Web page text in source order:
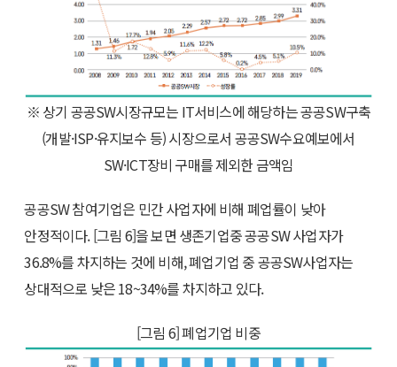
※ 상기 공공SW시장규모는 IT서비스에 해당하는 공공SW구축
(개발·ISP·유지보수 등) 시장으로서 공공SW수요예보에서
SW·ICT장비 구매를 제외한 금액임
공공SW 참여기업은 민간 사업자에 비해 폐업률이 낮아
안정적이다. [그림 6]을 보면 생존기업중 공공SW 사업자가
36.8%를 차지하는 것에 비해, 폐업기업 중 공공SW사업자는
상대적으로 낮은 18~34%를 차지하고 있다.
[그림 6] 폐업기업 비중